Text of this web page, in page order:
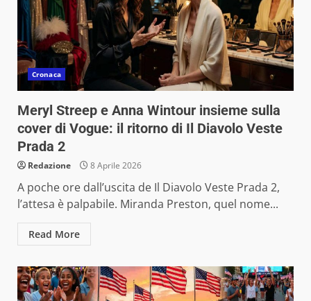
Cronaca
Meryl Streep e Anna Wintour insieme sulla
cover di Vogue: il ritorno di Il Diavolo Veste
Prada 2
Redazione 8 Aprile 2026
A poche ore dall’uscita de Il Diavolo Veste Prada 2,
l’attesa è palpabile. Miranda Preston, quel nome...
Read More